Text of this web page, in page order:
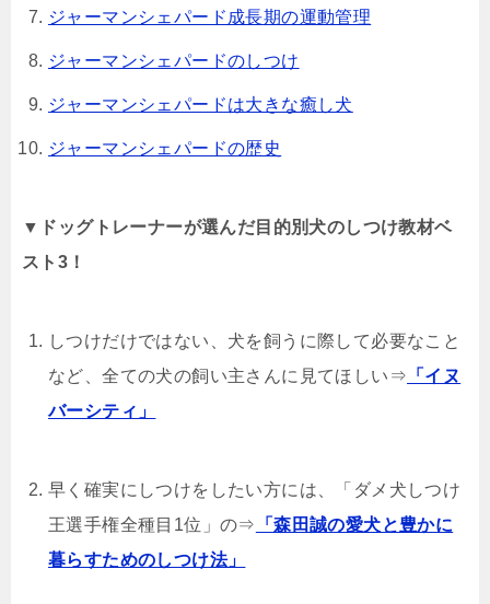
ジャーマンシェパード成長期の運動管理
ジャーマンシェパードのしつけ
ジャーマンシェパードは大きな癒し犬
ジャーマンシェパードの歴史
▼ドッグトレーナーが選んだ目的別犬のしつけ教材ベ
スト3！
しつけだけではない、犬を飼うに際して必要なこと
など、全ての犬の飼い主さんに見てほしい⇒ 「イヌ
バーシティ」
早く確実にしつけをしたい方には、「ダメ犬しつけ
王選手権全種目1位」の⇒
「森田誠の愛犬と豊かに
暮らすためのしつけ法」